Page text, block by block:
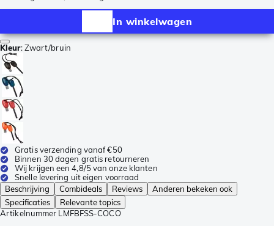
In winkelwagen
Kleur:Zwart/bruin
Gratis verzending vanaf €50
Binnen 30 dagen gratis retourneren
Wij krijgen een 4,8/5 van onze klanten
Snelle levering uit eigen voorraad
Beschrijving
Combideals Reviews
Anderen bekeken ook
Specificaties
Relevante topics
Artikelnummer LMFBFSS-COCO